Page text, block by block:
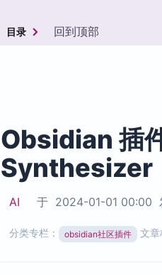
目录 回到顶部
Obsidian 插
Synthesizer
AI 于 2024-01-01 00:00
分类专栏： obsidian社区插件 文章